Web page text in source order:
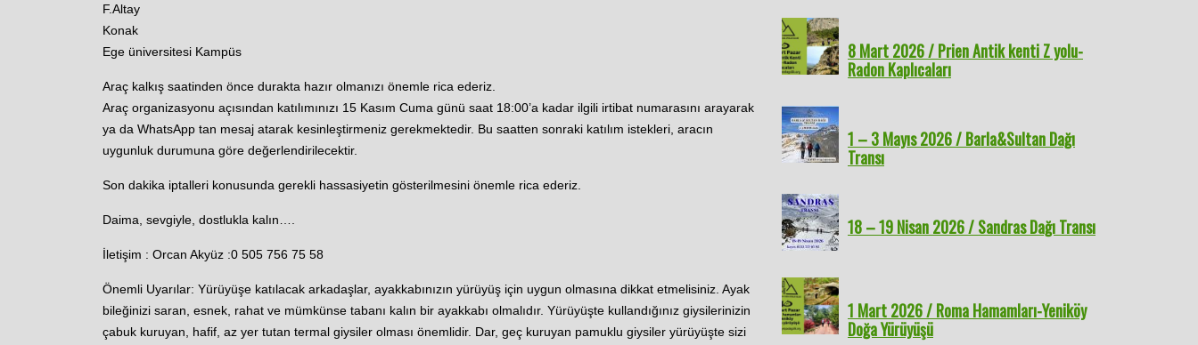
F.Altay
Konak
Ege üniversitesi Kampüs
Araç kalkış saatinden önce durakta hazır olmanızı önemle rica ederiz.
Araç organizasyonu açısından katılımınızı 15 Kasım Cuma günü saat 18:00’a kadar ilgili irtibat numarasını arayarak
ya da WhatsApp tan mesaj atarak kesinleştirmeniz gerekmektedir. Bu saatten sonraki katılım istekleri, aracın
uygunluk durumuna göre değerlendirilecektir.
Son dakika iptalleri konusunda gerekli hassasiyetin gösterilmesini önemle rica ederiz.
Daima, sevgiyle, dostlukla kalın….
İletişim : Orcan Akyüz :0 505 756 75 58
Önemli Uyarılar: Yürüyüşe katılacak arkadaşlar, ayakkabınızın yürüyüş için uygun olmasına dikkat etmelisiniz. Ayak
bileğinizi saran, esnek, rahat ve mümkünse tabanı kalın bir ayakkabı olmalıdır. Yürüyüşte kullandığınız giysilerinizin
çabuk kuruyan, hafif, az yer tutan termal giysiler olması önemlidir. Dar, geç kuruyan pamuklu giysiler yürüyüşte sizi
8 Mart 2026 / Prien Antik kenti Z yolu-
Radon Kaplıcaları
1 – 3 Mayıs 2026 / Barla&Sultan Dağı
Transı
18 – 19 Nisan 2026 / Sandras Dağı Transı
1 Mart 2026 / Roma Hamamları-Yeniköy
Doğa Yürüyüşü